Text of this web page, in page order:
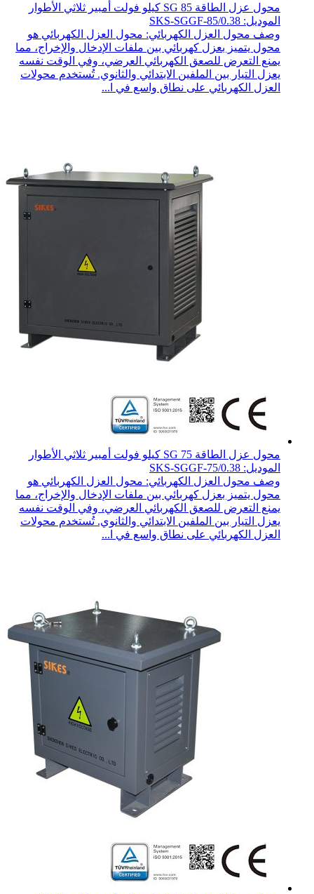
محول عزل الطاقة SG 85 كيلو فولت أمبير ثلاثي الأطوار
الموديل: SKS-SGGF-85/0.38
وصف محول العزل الكهربائي: محول العزل الكهربائي هو
محول يتميز بعزل كهربائي بين ملفات الإدخال والإخراج، مما
يمنع التعرض للصعق الكهربائي العرضي، وفي الوقت نفسه
يعزل التيار بين الملفين الابتدائي والثانوي. تُستخدم محولات
العزل الكهربائي على نطاق واسع في ا...
محول عزل الطاقة SG 75 كيلو فولت أمبير ثلاثي الأطوار
الموديل: SKS-SGGF-75/0.38
وصف محول العزل الكهربائي: محول العزل الكهربائي هو
محول يتميز بعزل كهربائي بين ملفات الإدخال والإخراج، مما
يمنع التعرض للصعق الكهربائي العرضي، وفي الوقت نفسه
يعزل التيار بين الملفين الابتدائي والثانوي. تُستخدم محولات
العزل الكهربائي على نطاق واسع في ا...